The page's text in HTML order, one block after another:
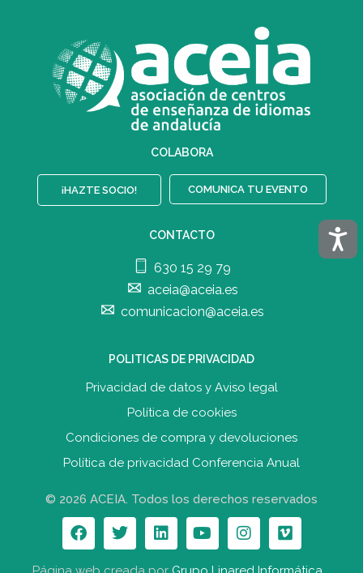
COLABORA
¡HAZTE SOCIO! COMUNICA TU EVENTO
CONTACTO
630 15 29 79
aceia@aceia.es
comunicacion@aceia.es
POLITICAS DE PRIVACIDAD
Privacidad de datos y Aviso legal
Política de cookies
Condiciones de compra y devoluciones
Política de privacidad Conferencia Anual
© 2026 ACEIA. Todos los derechos reservados